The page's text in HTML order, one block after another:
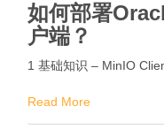
如何部署
户端？
1 基础知识 – MinIO
Read More